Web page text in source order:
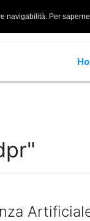
navigabilità. Per